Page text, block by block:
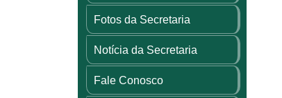
Fotos da Secretaria
Notícia da Secretaria
Fale Conosco